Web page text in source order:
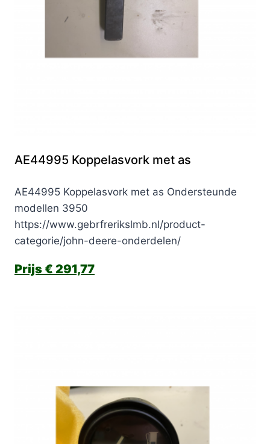
AE44995 Koppelasvork met as
AE44995 Koppelasvork met as Ondersteunde
modellen 3950
https://www.gebrfrerikslmb.nl/product-
categorie/john-deere-onderdelen/
€ 291,77